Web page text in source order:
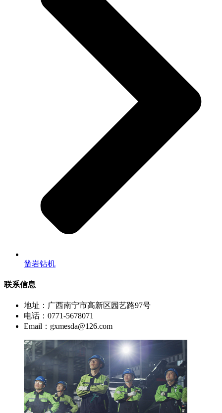
凿岩钻机
联系信息
地址：广西南宁市高新区园艺路97号
电话：0771-5678071
Email：gxmesda@126.com